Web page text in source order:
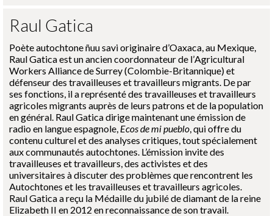
Raul Gatica
Poète autochtoneñuu savioriginaire d’Oaxaca, au Mexique,
Raul Gatica est un ancien coordonnateur de l’Agricultural
Workers Alliancede Surrey (Colombie-Britannique) et
défenseur des travailleuses et travailleurs migrants. De par
ses fonctions, il a représenté des travailleuses et travailleurs
agricoles migrants auprès de leurs patrons et de la population
en général. Raul Gatica dirige maintenant une émission de
radio en langue espagnole, Ecos de mi pueblo, qui offre du
contenu culturel et des analyses critiques, tout spécialement
aux communautés autochtones. L’émission invite des
travailleuses et travailleurs, des activistes et des
universitaires à discuter des problèmes que rencontrent les
Autochtones et les travailleuses et travailleurs agricoles.
Raul Gatica a reçu la Médaille du jubilé de diamant de la reine
Elizabeth II en 2012 en reconnaissance de son travail.